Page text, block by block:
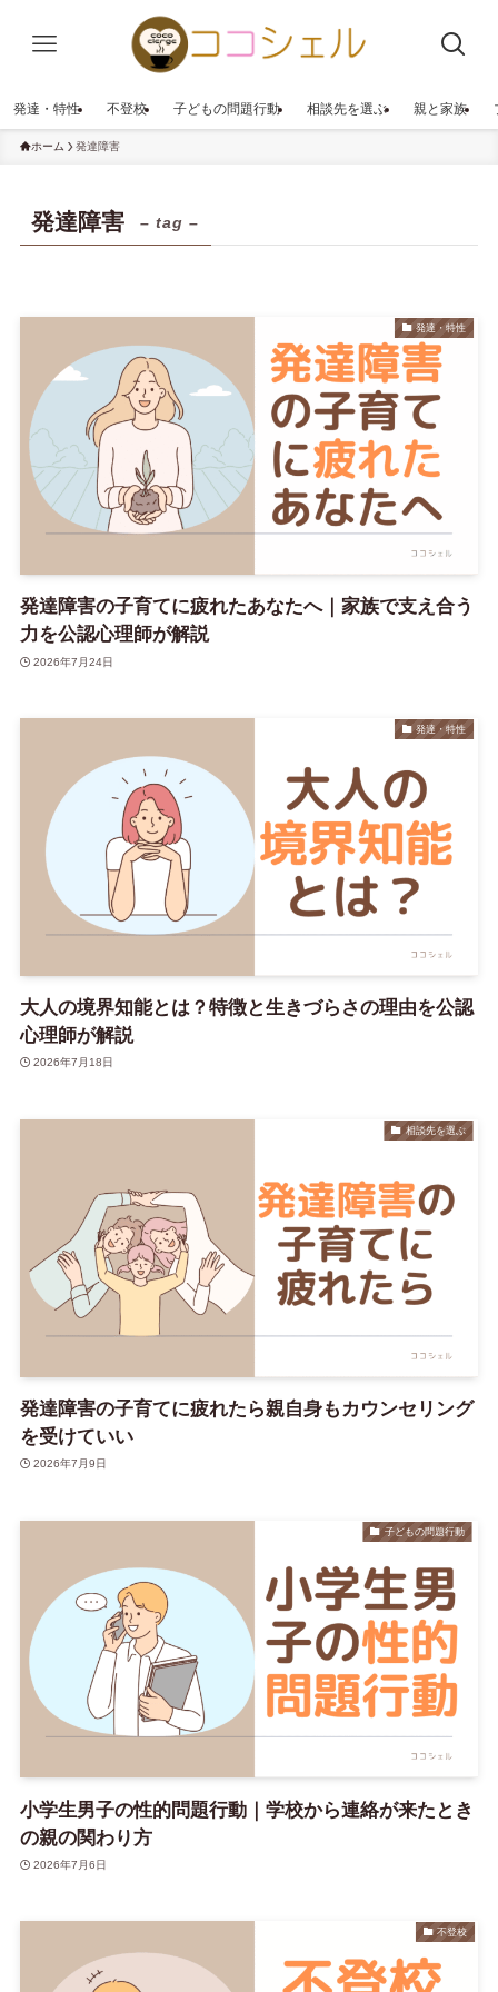
発達・特性 不登校 子どもの問題行動 相談先を選ぶ 親と家族
ホーム 発達障害
発達障害 – tag –
発達・特性
発達障害の子育てに疲れたあなたへ｜家族で支え合う
力を公認心理師が解説
2026年7月24日
発達・特性
大人の境界知能とは？特徴と生きづらさの理由を公認
心理師が解説
2026年7月18日
相談先を選ぶ
発達障害の子育てに疲れたら親自身もカウンセリング
を受けていい
2026年7月9日
子どもの問題行動
小学生男子の性的問題行動｜学校から連絡が来たとき
の親の関わり方
2026年7月6日
不登校